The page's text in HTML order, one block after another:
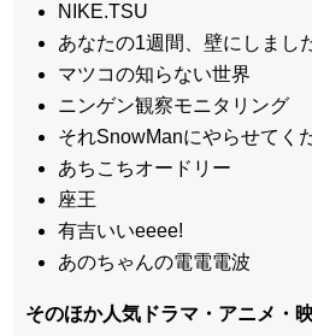
NIKE.TSU
あなたの1週間、壁にしまし
マツコの知らない世界
ニンゲン観察モニタリング
それSnowManにやらせてく
あちこちオードリー
座王
有吉いいeeee!
あのちゃんの電電電波
そのほか人気ドラマ・アニメ・